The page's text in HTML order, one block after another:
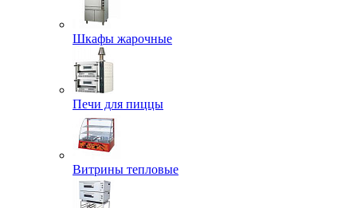
Шкафы жарочные
Печи для пиццы
Витрины тепловые